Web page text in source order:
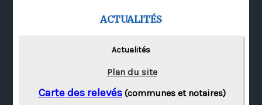
ACTUALITÉS
Actualités
Plan du site
Carte des relevés(communes et notaires)